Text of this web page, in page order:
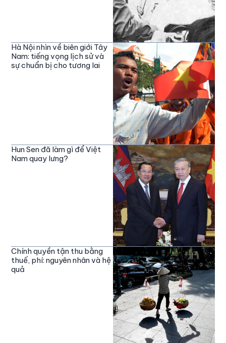
Hà Nội nhìn về biên giới Tây
Nam: tiếng vọng lịch sử và
sự chuẩn bị cho tương lai
Hun Sen đã làm gì để Việt
Nam quay lưng?
Chính quyền tận thu bằng
thuế, phí: nguyên nhân và hệ
quả